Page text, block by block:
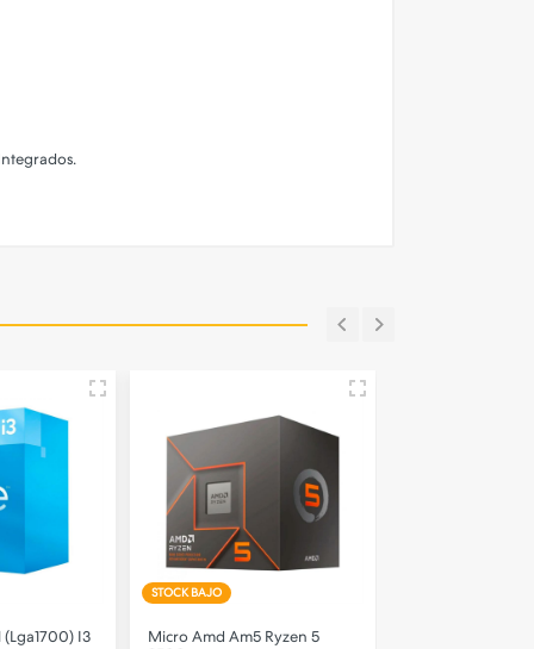
I3
STOCK BAJO
Micro Amd Am5 Ryzen 5